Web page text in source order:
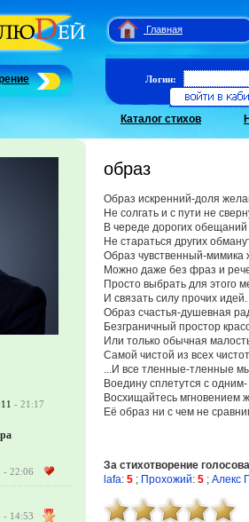
Главная
Логин:
Каталог стихов
- 21:17
- 22:06
- 14:53
образ
Образ искренний-доля
Не солгать и с пути не
В череде дорогих обещаний
Не стараться других
Образ чувственный-мимика
Можно даже без фраз и
Просто выбрать для этого
И связать силу прочих идей.
Образ счастья-душевная
Безграничный простор
Или только обычная
Самой чистой из всех
...И все тленные-тленные
Воедину сплетутся с одним-
Восхищайтесь мгновением
Её образ ни с чем не
За стихотворение
lafa: 5 ; Прохожий: 5 ; Алекс